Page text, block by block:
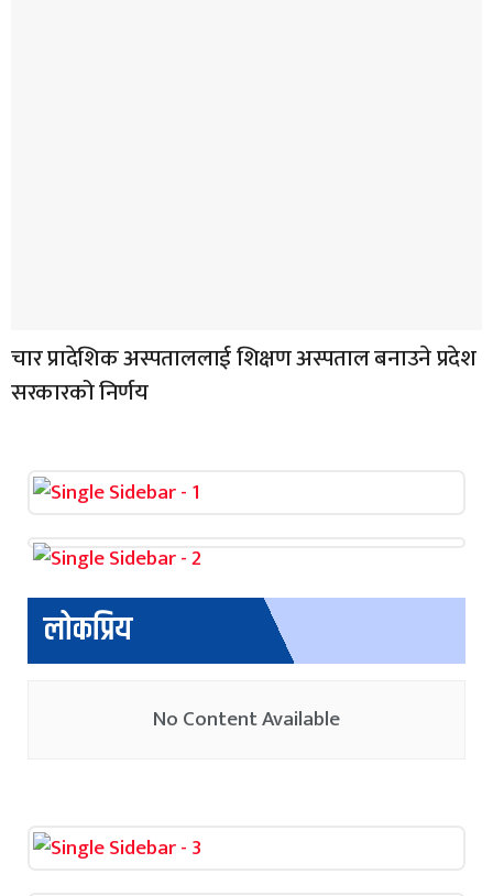
चार प्रादेशिक अस्पताललाई शिक्षण अस्पताल बनाउने प्रदेश
सरकारको निर्णय
लोकप्रिय
No Content Available